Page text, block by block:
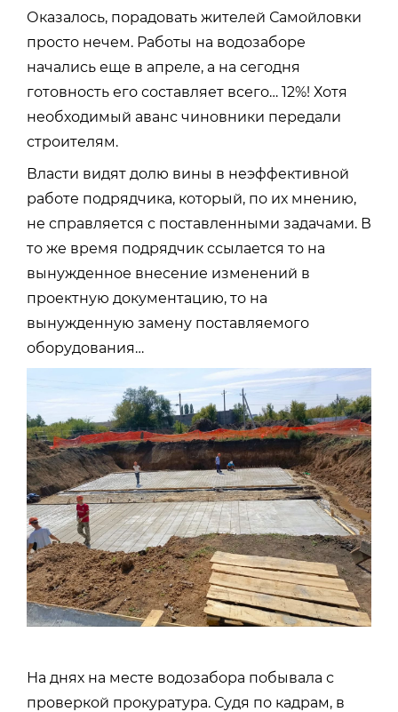
Оказалось, порадовать жителей Самойловки
просто нечем. Работы на водозаборе
начались еще в апреле, а на сегодня
готовность его составляет всего… 12%! Хотя
необходимый аванс чиновники передали
строителям.
Власти видят долю вины в неэффективной
работе подрядчика, который, по их мнению,
не справляется с поставленными задачами. В
то же время подрядчик ссылается то на
вынужденное внесение изменений в
проектную документацию, то на
вынужденную замену поставляемого
оборудования…
На днях на месте водозабора побывала с
проверкой прокуратура. Судя по кадрам, в